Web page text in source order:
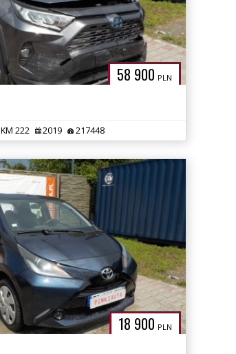
58 900 PLN
KM 222 2019 217448
18 900 PLN